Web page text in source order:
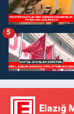
5
Elazığ